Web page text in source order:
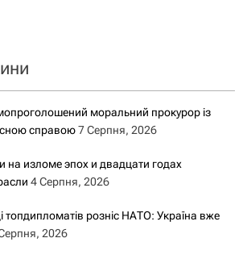
моральний прокурор із
справою7 Серпня, 2026
на изломе эпох и двадцати годах
4 Серпня, 2026
топдипломатів розніс НАТО: Україна вже
2026